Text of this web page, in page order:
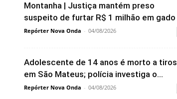
Montanha | Justiça mantém preso
suspeito de furtar R$ 1 milhão em gado
Repórter Nova Onda - 04/08/2026
Adolescente de 14 anos é morto a tiros
em São Mateus; polícia investiga o...
Repórter Nova Onda - 04/08/2026